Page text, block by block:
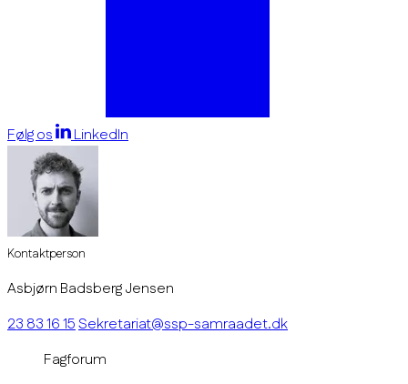
Følg os LinkedIn
Kontaktperson
Asbjørn Badsberg Jensen
23 83 16 15Sekretariat@ssp-samraadet.dk
Fagforum